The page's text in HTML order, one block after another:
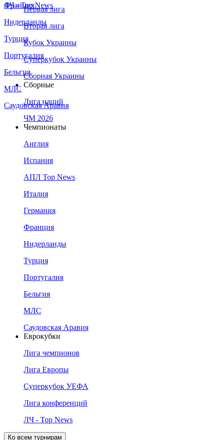
Франция
Нидерланды
Турция
Португалия
Бельгия
МЛС
Саудовская Аравия
ЛЧ - Top News
Первая лига
Вторая лига
Кубок Украины
Суперкубок Украины
Сборная Украины
Сборные
Лига наций
ЧМ 2026
Чемпионаты
Англия
Испания
АПЛ Top News
Италия
Германия
Франция
Нидерланды
Турция
Португалия
Бельгия
МЛС
Саудовская Аравия
Еврокубки
Лига чемпионов
Лига Европы
Суперкубок УЕФА
Лига конференций
ЛЧ - Top News
Ко всем турнирам